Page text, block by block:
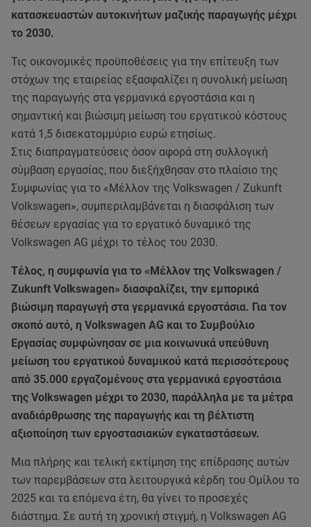
κατασκευαστών αυτοκινήτων μαζικής παραγωγής μέχρι
το 2030.
Τις οικονομικές προϋποθέσεις για την επίτευξη των
στόχων της εταιρείας εξασφαλίζει η συνολική μείωση
της παραγωγής στα γερμανικά εργοστάσια και η
σημαντική και βιώσιμη μείωση του εργατικού κόστους
κατά 1,5 δισεκατομμύριο ευρώ ετησίως.
Στις διαπραγματεύσεις όσον αφορά στη συλλογική
σύμβαση εργασίας, που διεξήχθησαν στο πλαίσιο της
Συμφωνίας για το «Μέλλον της Volkswagen / Zukunft
Volkswagen», συμπεριλαμβάνεται η διασφάλιση των
θέσεων εργασίας για το εργατικό δυναμικό της
Volkswagen AG μέχρι το τέλος του 2030.
Τέλος, η συμφωνία για το «Μέλλον της Volkswagen /
Zukunft Volkswagen» διασφαλίζει, την εμπορικά
βιώσιμη παραγωγή στα γερμανικά εργοστάσια. Για τον
σκοπό αυτό, η Volkswagen AG και το Συμβούλιο
Εργασίας συμφώνησαν σε μια κοινωνικά υπεύθυνη
μείωση του εργατικού δυναμικού κατά περισσότερους
από 35.000 εργαζομένους στα γερμανικά εργοστάσια
της Volkswagen μέχρι το 2030, παράλληλα με τα μέτρα
αναδιάρθρωσης της παραγωγής και τη βέλτιστη
αξιοποίηση των εργοστασιακών εγκαταστάσεων.
Μια πλήρης και τελική εκτίμηση της επίδρασης αυτών
των παρεμβάσεων στα λειτουργικά κέρδη του Ομίλου το
2025 και τα επόμενα έτη, θα γίνει το προσεχές
διάστημα. Σε αυτή τη χρονική στιγμή, η Volkswagen AG